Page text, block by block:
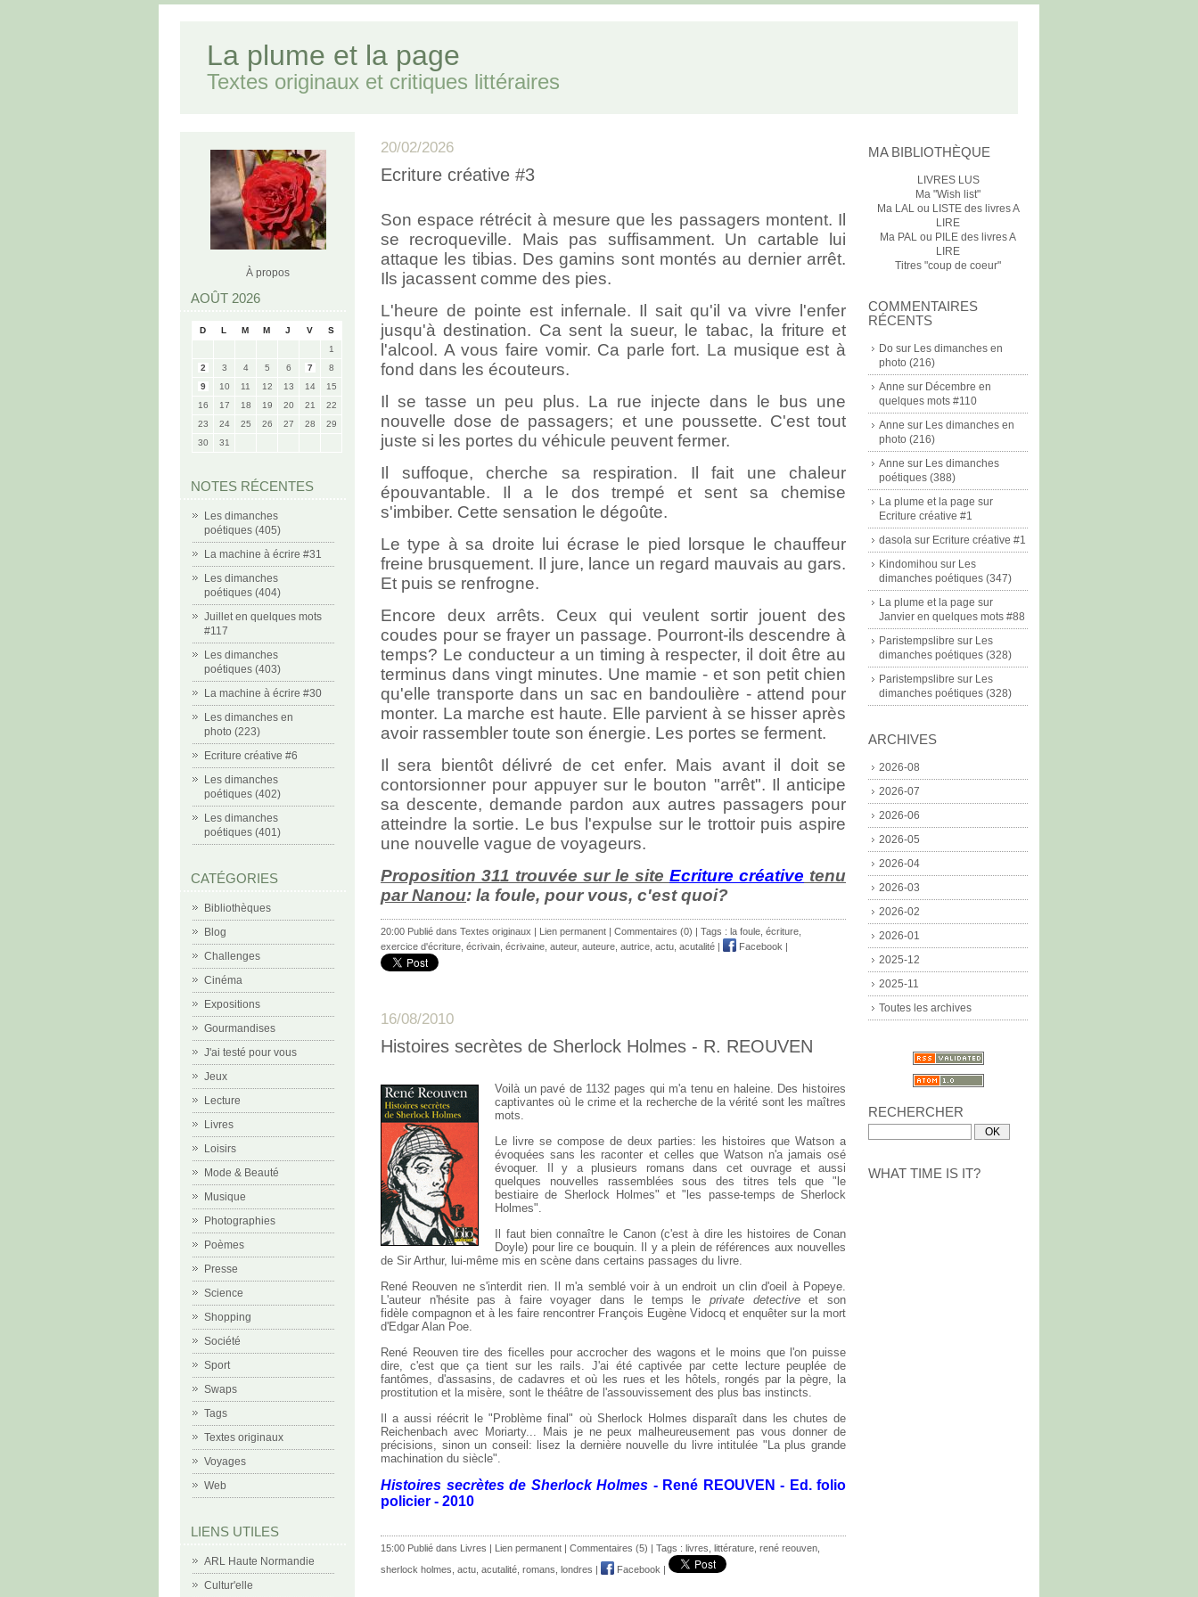
La plume et la page
Textes originaux et critiques littéraires
À propos
AOÛT 2026
D L M M J V
S
1
2
3 4 5 6 7
8
9
10 11 12 13 14
15
16
17 18 19 20 21
22
23
24 25 26 27 28
29
30
31
NOTES RÉCENTES
Les dimanches
poétiques (405)
La machine à écrire #31
Les dimanches
poétiques (404)
Juillet en quelques mots
#117
Les dimanches
poétiques (403)
La machine à écrire #30
Les dimanches en
photo (223)
Ecriture créative #6
Les dimanches
poétiques (402)
Les dimanches
poétiques (401)
CATÉGORIES
Bibliothèques
Blog
Challenges
Cinéma
Expositions
Gourmandises
J'ai testé pour vous
Jeux
Lecture
Livres
Loisirs
Mode & Beauté
Musique
Photographies
Poèmes
Presse
Science
Shopping
Société
Sport
Swaps
Tags
Textes originaux
Voyages
Web
LIENS UTILES
ARL Haute Normandie
Cultur'elle
MA BIBLIOTHÈQUE
LIVRES LUS
Ma "Wish list"
Ma LAL ou LISTE des livres A
LIRE
Ma PAL ou PILE des livres A
LIRE
Titres "coup de coeur"
COMMENTAIRES
RÉCENTS
Do sur Les dimanches en
photo (216)
Anne sur Décembre en
quelques mots #110
Anne sur Les dimanches en
photo (216)
Anne sur Les dimanches
poétiques (388)
La plume et la page sur
Ecriture créative #1
dasola sur Ecriture créative #1
Kindomihou sur Les
dimanches poétiques (347)
La plume et la page sur
Janvier en quelques mots #88
Paristempslibre sur Les
dimanches poétiques (328)
Paristempslibre sur Les
dimanches poétiques (328)
ARCHIVES
2026-08
2026-07
2026-06
2026-05
2026-04
2026-03
2026-02
2026-01
2025-12
2025-11
Toutes les archives
RECHERCHER
WHAT TIME IS IT?
20/02/2026
Ecriture créative #3
Son espace rétrécit à mesure que les passagers montent. Il
se recroqueville. Mais pas suffisamment. Un cartable lui
attaque les tibias. Des gamins sont montés au dernier arrêt.
Ils jacassent comme des pies.
L'heure de pointe est infernale. Il sait qu'il va vivre l'enfer
jusqu'à destination. Ca sent la sueur, le tabac, la friture et
l'alcool. A vous faire vomir. Ca parle fort. La musique est à
fond dans les écouteurs.
Il se tasse un peu plus. La rue injecte dans le bus une
nouvelle dose de passagers; et une poussette. C'est tout
juste si les portes du véhicule peuvent fermer.
Il suffoque, cherche sa respiration. Il fait une chaleur
épouvantable. Il a le dos trempé et sent sa chemise
s'imbiber. Cette sensation le dégoûte.
Le type à sa droite lui écrase le pied lorsque le chauffeur
freine brusquement. Il jure, lance un regard mauvais au gars.
Et puis se renfrogne.
Encore deux arrêts. Ceux qui veulent sortir jouent des
coudes pour se frayer un passage. Pourront-ils descendre à
temps? Le conducteur a un timing à respecter, il doit être au
terminus dans vingt minutes. Une mamie - et son petit chien
qu'elle transporte dans un sac en bandoulière - attend pour
monter. La marche est haute. Elle parvient à se hisser après
avoir rassembler toute son énergie. Les portes se ferment.
Il sera bientôt délivré de cet enfer. Mais avant il doit se
contorsionner pour appuyer sur le bouton "arrêt". Il anticipe
sa descente, demande pardon aux autres passagers pour
atteindre la sortie. Le bus l'expulse sur le trottoir puis aspire
une nouvelle vague de voyageurs.
Proposition 311 trouvée sur le site Ecriture créative tenu
par Nanou: la foule, pour vous, c'est quoi?
20:00 Publié dans Textes originaux | Lien permanent | Commentaires (0) | Tags : la foule écriture
exercice d'écriture écrivain écrivaine auteur, auteure autrice actu acutalité | Facebook |
16/08/2010
Histoires secrètes de Sherlock Holmes - R. REOUVEN
Voilà un pavé de 1132 pages qui m'a tenu en haleine. Des histoires
captivantes où le crime et la recherche de la vérité sont les maîtres
mots.
Le livre se compose de deux parties: les histoires que Watson a
évoquées sans les raconter et celles que Watson n'a jamais osé
évoquer. Il y a plusieurs romans dans cet ouvrage et aussi
quelques nouvelles rassemblées sous des titres tels que "le
bestiaire de Sherlock Holmes" et "les passe-temps de Sherlock
Holmes".
Il faut bien connaître le Canon (c'est à dire les histoires de Conan
Doyle) pour lire ce bouquin. Il y a plein de références aux nouvelles
de Sir Arthur, lui-même mis en scène dans certains passages du livre.
René Reouven ne s'interdit rien. Il m'a semblé voir à un endroit un clin d'oeil à Popeye.
L'auteur n'hésite pas à faire voyager dans le temps le private detectiveet son
fidèle compagnon et à les faire rencontrer François Eugène Vidocq et enquêter sur la mort
d'Edgar Alan Poe.
René Reouven tire des ficelles pour accrocher des wagons et le moins que l'on puisse
dire, c'est que ça tient sur les rails. J'ai été captivée par cette lecture peuplée de
fantômes, d'assasins, de cadavres et où les rues et les hôtels, rongés par la pègre, la
prostitution et la misère, sont le théâtre de l'assouvissement des plus bas instincts.
Il a aussi réécrit le "Problème final" où Sherlock Holmes disparaît dans les chutes de
Reichenbach avec Moriarty... Mais je ne peux malheureusement pas vous donner de
précisions, sinon un conseil: lisez la dernière nouvelle du livre intitulée "La plus grande
machination du siècle".
Histoires secrètes de Sherlock Holmes - René REOUVEN - Ed. folio
policier - 2010
15:00 Publié dans Livres | Lien permanent | Commentaires (5) | Tags : livres littérature rené reouven
sherlock holmes actu acutalité romans londres | Facebook |